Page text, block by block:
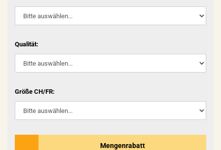
Qualität:
Größe CH/FR:
Mengenrabatt